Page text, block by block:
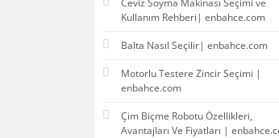
Ceviz Soyma Makinası Seçimi ve
Kullanım Rehberi| enbahce.com
Balta Nasıl Seçilir| enbahce.com
Motorlu Testere Zincir Seçimi |
enbahce.com
Çim Biçme Robotu Özellikleri,
Avantajları Ve Fiyatları |